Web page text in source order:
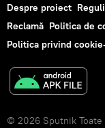
Despre proiect
Reclamă Politica de
Politica privind
© 2026 Sputnik